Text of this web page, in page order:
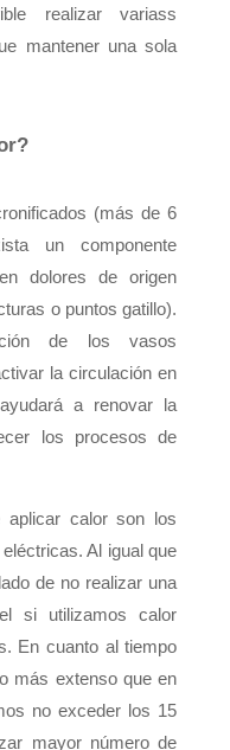
realizar variass
mantener una sola
(más de 6
un componente
dolores de origen
o puntos gatillo).
de los vasos
la circulación en
a renovar la
los procesos de
calor son los
Al igual que
de no realizar una
si utilizamos calor
En cuanto al tiempo
más extenso que en
no exceder los 15
mayor número de